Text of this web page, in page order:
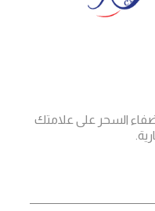
السحر على علامتك